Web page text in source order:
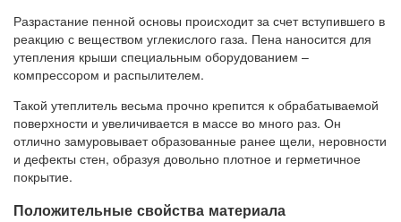
Разрастание пенной основы происходит за счет вступившего в
реакцию с веществом углекислого газа. Пена наносится для
утепления крыши специальным оборудованием –
компрессором и распылителем.
Такой утеплитель весьма прочно крепится к обрабатываемой
поверхности и увеличивается в массе во много раз. Он
отлично замуровывает образованные ранее щели, неровности
и дефекты стен, образуя довольно плотное и герметичное
покрытие.
Положительные свойства материала